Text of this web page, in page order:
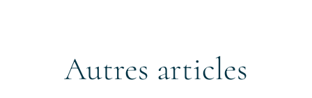
Autres articles